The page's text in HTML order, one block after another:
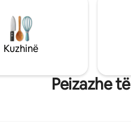
Kuzhinë
Peizazhe